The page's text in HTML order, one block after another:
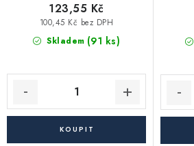
Skladem (91 ks)
100,45 Kč bez DPH
123,55 Kč